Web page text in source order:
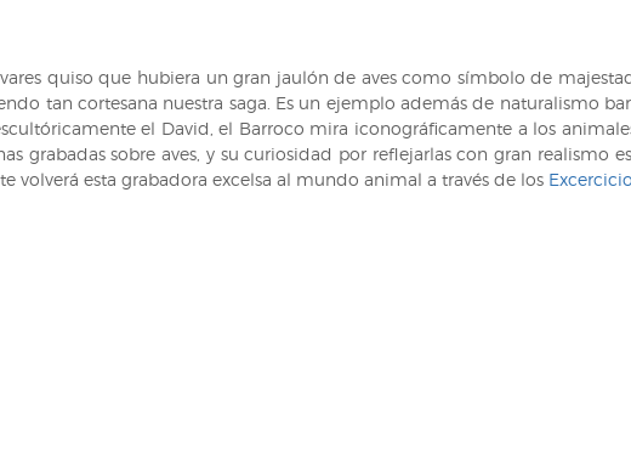
quiso que hubiera un gran jaulón de aves como símbolo de
tan cortesana nuestra saga. Es un ejemplo además de naturalismo
el David, el Barroco mira iconográficamente a los
grabadas sobre aves, y su curiosidad por reflejarlas con gran realismo
volverá esta grabadora excelsa al mundo animal a través de los